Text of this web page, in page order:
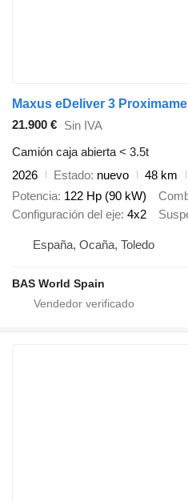
21.900 € Sin IVA
Camión caja abierta < 3.5t
2026
Estado nuevo 48 km
Potencia 122 Hp (90 kW)
Configuración del eje 4x2
España, Ocaña, Toledo
BAS World Spain